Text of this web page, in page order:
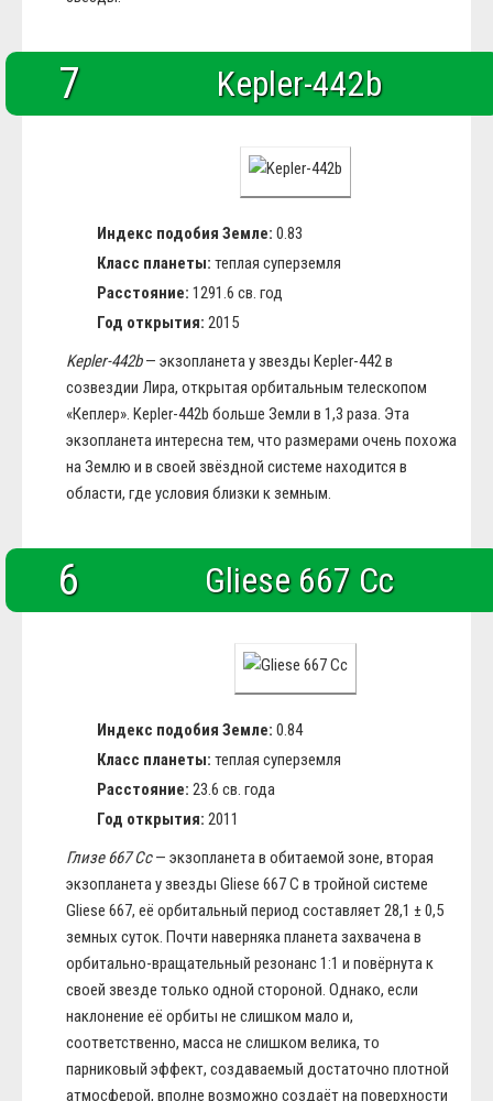
7 Kepler-442b
Индекс подобия Земле: 0.83
Класс планеты: теплая суперземля
Расстояние: 1291.6 св. год
Год открытия: 2015
Kepler-442b— экзопланета у звезды Kepler-442 в
созвездии Лира, открытая орбитальным телескопом
«Кеплер». Kepler-442b больше Земли в 1,3 раза. Эта
экзопланета интересна тем, что размерами очень похожа
на Землю и в своей звёздной системе находится в
области, где условия близки к земным.
6 Gliese 667 Cc
Индекс подобия Земле: 0.84
Класс планеты: теплая суперземля
Расстояние: 23.6 св. года
Год открытия: 2011
Глизе 667 Cc— экзопланета в обитаемой зоне, вторая
экзопланета у звезды Gliese 667 C в тройной системе
Gliese 667, её орбитальный период составляет 28,1 ± 0,5
земных суток. Почти наверняка планета захвачена в
орбитально-вращательный резонанс 1:1 и повёрнута к
своей звезде только одной стороной. Однако, если
наклонение её орбиты не слишком мало и,
соответственно, масса не слишком велика, то
парниковый эффект, создаваемый достаточно плотной
атмосферой, вполне возможно создаёт на поверхности